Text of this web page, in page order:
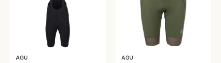
AGU AGU